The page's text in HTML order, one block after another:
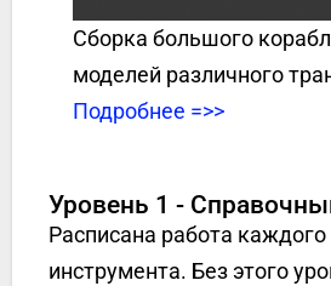
Сборка большого
моделей различного
Подробнее =>>
Уровень 1 -
Расписана работа каждого
инструмента. Без этого